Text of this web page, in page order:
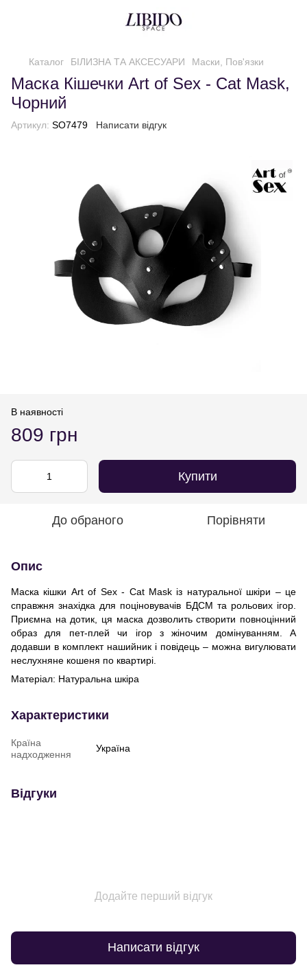
Каталог БІЛИЗНА ТА АКСЕСУАРИ Маски, Пов'язки
Маска Кішечки Art of Sex - Cat Mask,
Чорний
Артикул: SO7479 Написати відгук
В наявності
809 грн
Купити
До обраного Порівняти
Опис
Маска кішки Art of Sex - Cat Mask із натуральної шкіри – це
справжня знахідка для поціновувачів БДСМ та рольових ігор.
Приємна на дотик, ця маска дозволить створити повноцінний
образ для пет-плей чи ігор з жіночим домінуванням. А
додавши в комплект нашийник і повідець – можна вигулювати
неслухняне кошеня по квартирі.
Матеріал: Натуральна шкіра
Характеристики
Країна
надходження
Україна
Відгуки
Додайте перший відгук
Написати відгук